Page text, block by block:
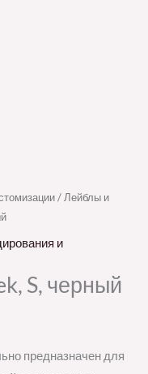
/ Лейблы и
и
S, черный
предназначен для